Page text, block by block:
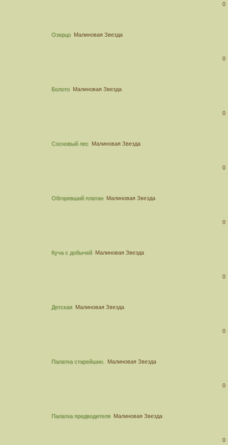
0
Озерцо Малиновая Звезда
0
Болото Малиновая Звезда
0
Сосновый лес Малиновая Звезда
0
Обгоревший платан Малиновая Звезда
0
Куча с добычей Малиновая Звезда
0
Детская Малиновая Звезда
0
Палатка старейшин. Малиновая Звезда
0
Палатка предводителя Малиновая Звезда
0